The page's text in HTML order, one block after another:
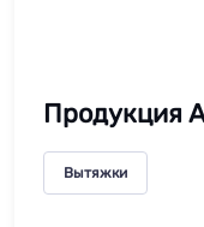
Продукция
Вытяжки